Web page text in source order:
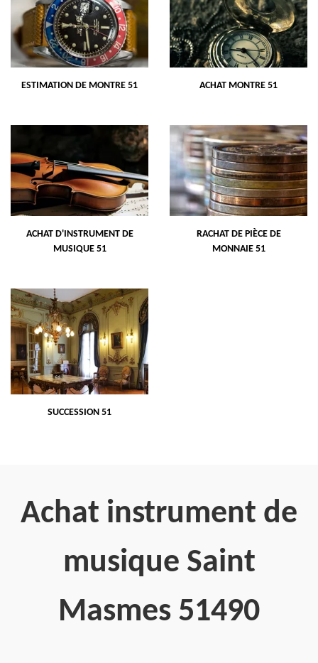
ESTIMATION DE MONTRE 51 ACHAT MONTRE 51
ACHAT D'INSTRUMENT DE
MUSIQUE 51
RACHAT DE PIÈCE DE
MONNAIE 51
SUCCESSION 51
Achat instrument de
musique Saint
Masmes 51490